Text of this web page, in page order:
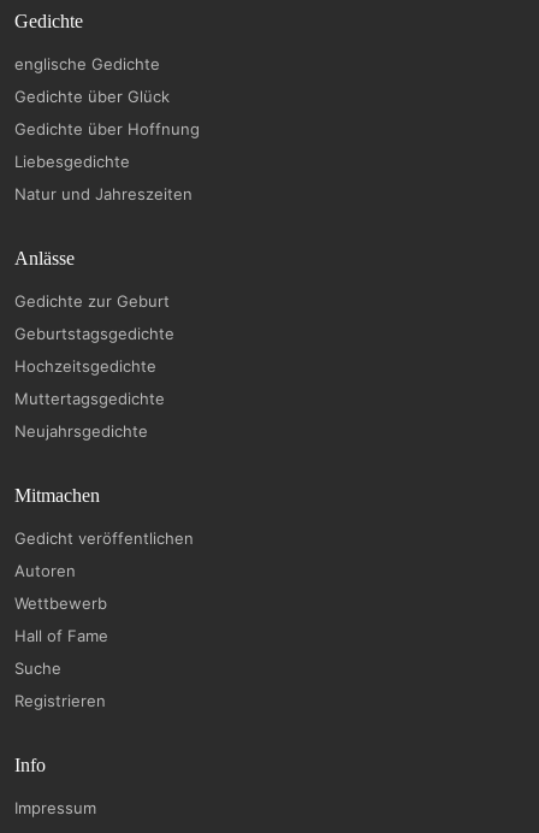
Gedichte
englische Gedichte
Gedichte über Glück
Gedichte über Hoffnung
Liebesgedichte
Natur und Jahreszeiten
Anlässe
Gedichte zur Geburt
Geburtstagsgedichte
Hochzeitsgedichte
Muttertagsgedichte
Neujahrsgedichte
Mitmachen
Gedicht veröffentlichen
Autoren
Wettbewerb
Hall of Fame
Suche
Registrieren
Info
Impressum